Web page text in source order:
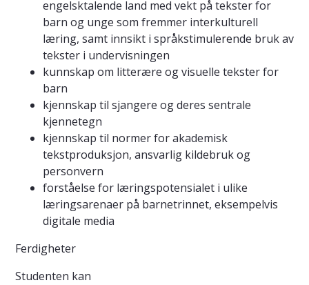
engelsktalende land med vekt på tekster for
barn og unge som fremmer interkulturell
læring, samt innsikt i språkstimulerende bruk av
tekster i undervisningen
kunnskap om litterære og visuelle tekster for
barn
kjennskap til sjangere og deres sentrale
kjennetegn
kjennskap til normer for akademisk
tekstproduksjon, ansvarlig kildebruk og
personvern
forståelse for læringspotensialet i ulike
læringsarenaer på barnetrinnet, eksempelvis
digitale media
Ferdigheter
Studenten kan